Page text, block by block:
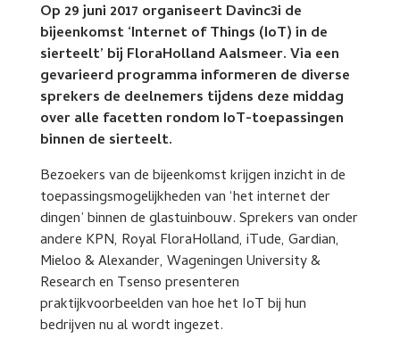
Op 29 juni 2017 organiseert Davinc3i de
bijeenkomst ‘Internet of Things (IoT) in de
sierteelt’ bij FloraHolland Aalsmeer. Via een
gevarieerd programma informeren de diverse
sprekers de deelnemers tijdens deze middag
over alle facetten rondom IoT-toepassingen
binnen de sierteelt.
Bezoekers van de bijeenkomst krijgen inzicht in de
toepassingsmogelijkheden van ‘het internet der
dingen’ binnen de glastuinbouw. Sprekers van onder
andere KPN, Royal FloraHolland, iTude, Gardian,
Mieloo & Alexander, Wageningen University &
Research en Tsenso presenteren
praktijkvoorbeelden van hoe het IoT bij hun
bedrijven nu al wordt ingezet.